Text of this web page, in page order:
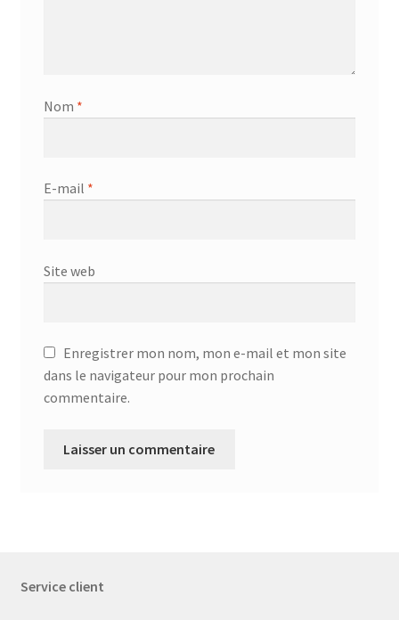
Nom *
E-mail *
Site web
Enregistrer mon nom, mon e-mail et mon site
dans le navigateur pour mon prochain
commentaire.
Service client